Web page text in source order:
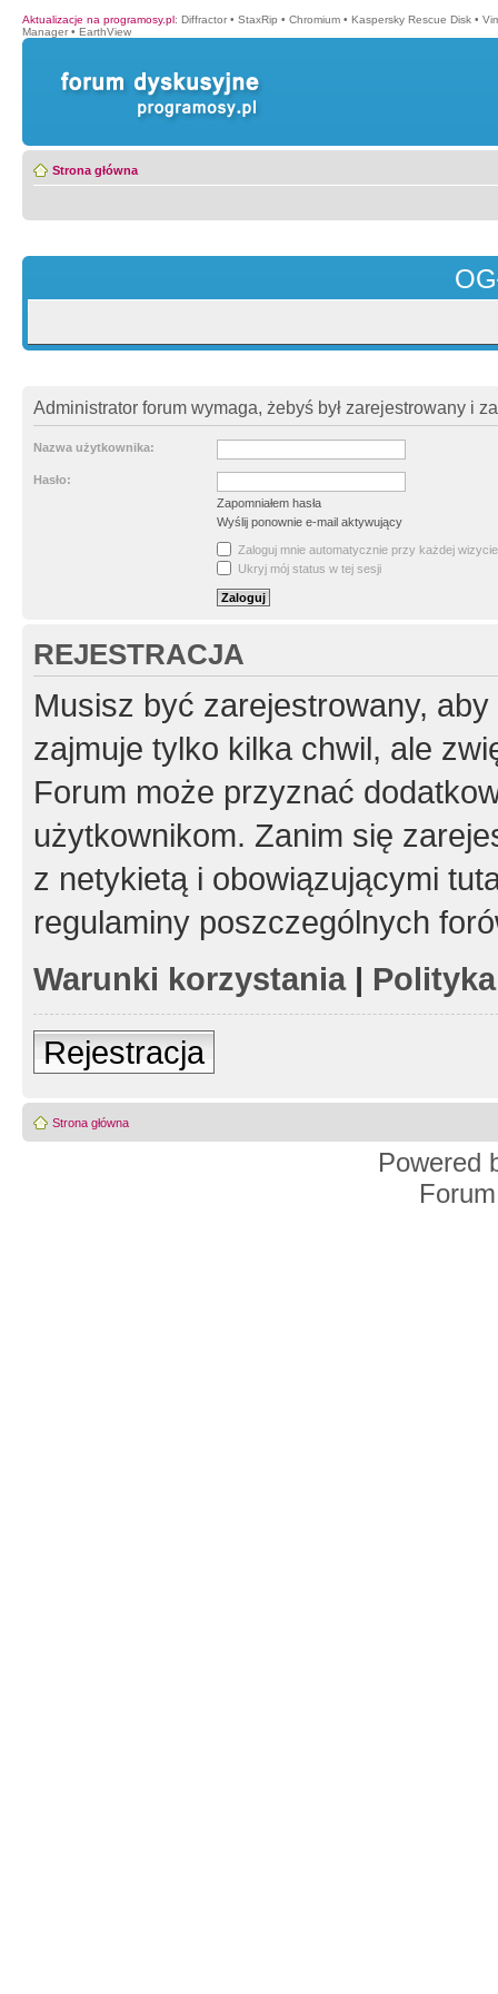
Aktualizacje na programosy.pl: Diffractor • StaxRip • Chromium • Kaspersky Rescue Disk •
Manager • EarthView
Strona główna
Administrator forum wymaga, żebyś był zarejestrowany i
Nazwa użytkownika:
Hasło:
Zapomniałem hasła
Wyślij ponownie e-mail aktywujący
Zaloguj mnie automatycznie przy każdej wizycie
Ukryj mój status w tej sesji
REJESTRACJA
Musisz być zarejestrowany,
zajmuje tylko kilka chwil, ale
Forum może przyznać
użytkownikom. Zanim się
z netykietą i obowiązującymi
regulaminy poszczególnych
Warunki korzystania|
Rejestracja
Strona główna
Powered